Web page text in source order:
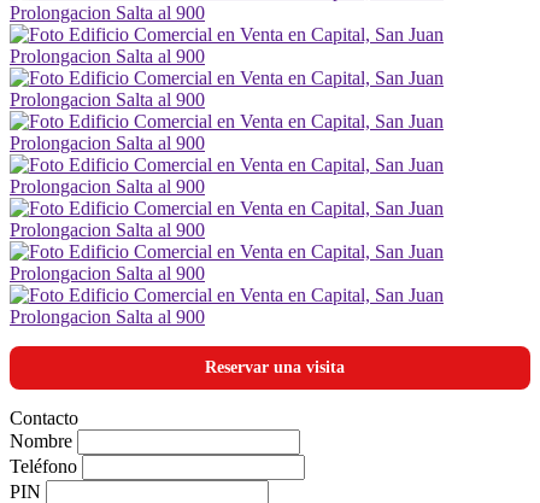
Reservar una visita
Contacto
Nombre
Teléfono
PIN